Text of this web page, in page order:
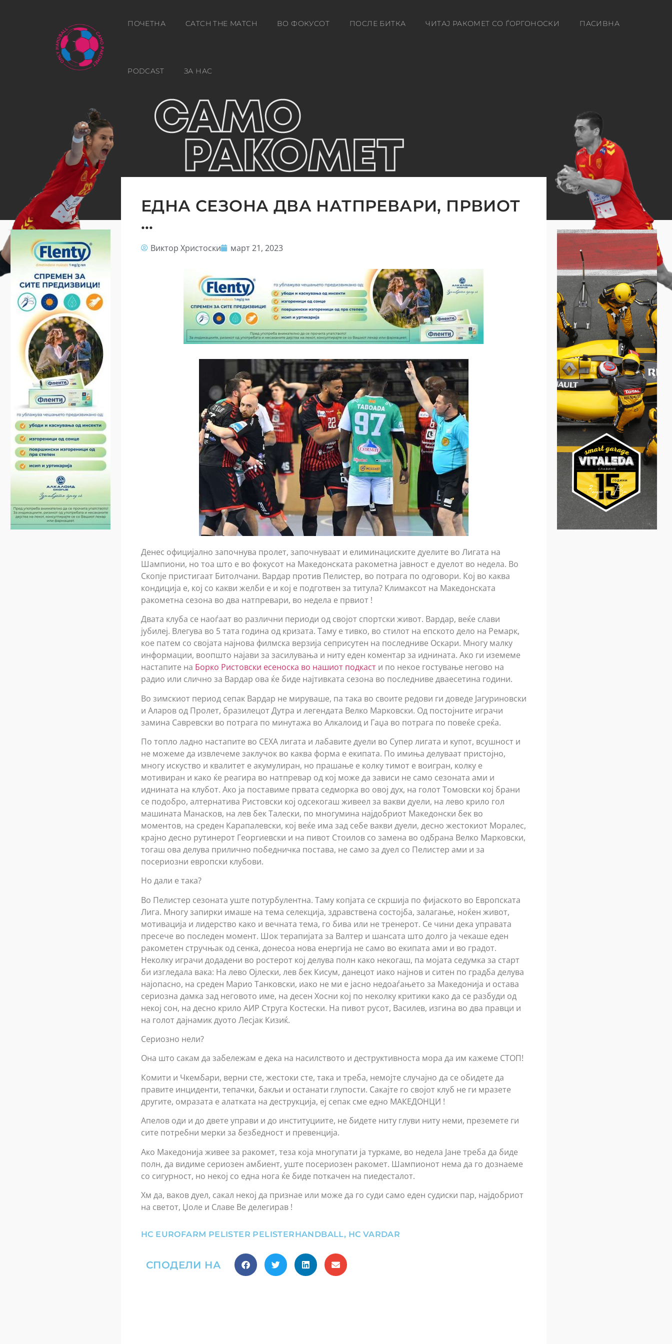
ПОЧЕТНА CATCH THE MATCH ВО ФОКУСОТ ПОСЛЕ БИТКА ЧИТАЈ РАКОМЕТ СО ЃОРГОНОСКИ ПАСИВНА
PODCAST ЗА НАС
ЕДНА СЕЗОНА ДВА НАТПРЕВАРИ, ПРВИОТ
…
Виктор Христоски март 21, 2023
Денес официјално започнува пролет, започнуваат и елиминациските дуелите во Лигата на
Шампиони, но тоа што е во фокусот на Македонската ракометна јавност е дуелот во недела. Во
Скопје пристигаат Битолчани. Вардар против Пелистер, во потрага по одговори. Кој во каква
кондиција е, кој со какви желби е и кој е подготвен за титула? Климаксот на Македонската
ракометна сезона во два натпревари, во недела е првиот !
Двата клуба се наоѓаат во различни периоди од својот спортски живот. Вардар, веќе слави
јубилеј. Влегува во 5 тата година од кризата. Таму е тивко, во стилот на епското дело на Ремарк,
кое патем со својата најнова филмска верзија сеприсутен на последниве Оскари. Многу малку
информации, воопшто најави за засилувања и ниту еден коментар за иднината. Ако ги иземеме
настапите на Борко Ристовски есеноска во нашиот подкасти по некое гостување негово на
радио или слично за Вардар ова ќе биде најтивката сезона во последниве дваесетина години.
Во зимскиот период сепак Вардар не мируваше, па така во своите редови ги доведе Јагуриновски
и Аларов од Пролет, бразилецот Дутра и легендата Велко Марковски. Од постојните играчи
замина Савревски во потрага по минутажа во Алкалоид и Гаџа во потрага по повеќе среќа.
По топло ладно настапите во СЕХА лигата и лабавите дуели во Супер лигата и купот, всушност и
не можеме да извлечеме заклучок во каква форма е екипата. По имиња делуваат пристојно,
многу искуство и квалитет е акумулиран, но прашање е колку тимот е воигран, колку е
мотивиран и како ќе реагира во натпревар од кој може да зависи не само сезоната ами и
иднината на клубот. Ако ја поставиме првата седморка во овој дух, на голот Томовски кој брани
се подобро, алтернатива Ристовски кој одсекогаш живеел за вакви дуели, на лево крило гол
машината Манасков, на лев бек Талески, по многумина најдобриот Македонски бек во
моментов, на среден Карапалевски, кој веќе има зад себе вакви дуели, десно жестокиот Моралес,
крајно десно рутинерот Георгиевски и на пивот Стоилов со замена во одбрана Велко Марковски,
тогаш ова делува прилично победничка постава, не само за дуел со Пелистер ами и за
посериозни европски клубови.
Но дали е така?
Во Пелистер сезоната уште потурбулентна. Таму копјата се скршија по фијаското во Европската
Лига. Многу запирки имаше на тема селекција, здравствена состојба, залагање, ноќен живот,
мотивација и лидерство како и вечната тема, го бива или не тренерот. Се чини дека управата
пресече во последен момент. Шок терапијата за Валтер и шансата што долго ја чекаше еден
ракометен стручњак од сенка, донесоа нова енергија не само во екипата ами и во градот.
Неколку играчи додадени во ростерот кој делува полн како некогаш, па мојата седумка за старт
би изгледала вака: На лево Ојлески, лев бек Кисум, данецот иако најнов и ситен по градба делува
најопасно, на среден Марио Танковски, иако не ми е јасно недоаѓањето за Македонија и остава
сериозна дамка зад неговото име, на десен Хосни кој по неколку критики како да се разбуди од
некој сон, на десно крило АИР Струга Костески. На пивот русот, Василев, изгина во два правци и
на голот дајнамик дуото Лесјак Кизиќ.
Сериозно нели?
Она што сакам да забележам е дека на насилството и деструктивноста мора да им кажеме СТОП!
Комити и Чкембари, верни сте, жестоки сте, така и треба, немојте случајно да се обидете да
правите инциденти, тепачки, бакљи и останати глупости. Сакајте го својот клуб не ги мразете
другите, омразата е алатката на деструкција, еј сепак сме едно МАКЕДОНЦИ !
Апелов оди и до двете управи и до институциите, не бидете ниту глуви ниту неми, преземете ги
сите потребни мерки за безбедност и превенција.
Ако Македонија живее за ракомет, теза која многупати ја туркаме, во недела Јане треба да биде
полн, да видиме сериозен амбиент, уште посериозен ракомет. Шампионот нема да го дознаеме
со сигурност, но некој со една нога ќе биде поткачен на пиедесталот.
Хм да, ваков дуел, сакал некој да признае или може да го суди само еден судиски пар, најдобриот
на светот, Џоле и Славе Ве делегирав !
HC EUROFARM PELISTER PELISTERHANDBALL, HC VARDAR
СПОДЕЛИ НА